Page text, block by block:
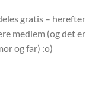
gratis – herefter
medlem (og det er
og far) :o)